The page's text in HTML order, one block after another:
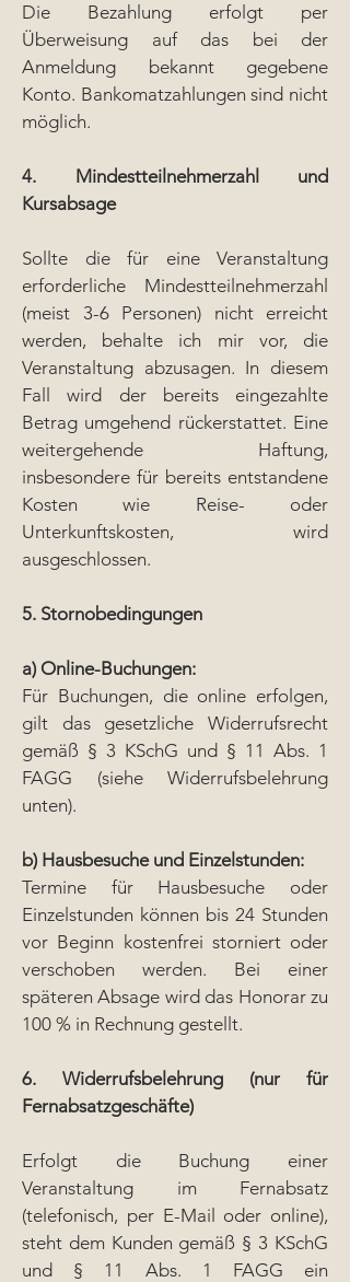
Die Bezahlung erfolgt per
Überweisung auf das bei der
Anmeldung bekannt gegebene
Konto. Bankomatzahlungen sind nicht
möglich.
4. Mindestteilnehmerzahl und
Kursabsage
Sollte die für eine Veranstaltung
erforderliche Mindestteilnehmerzahl
(meist 3-6 Personen) nicht erreicht
werden, behalte ich mir vor, die
Veranstaltung abzusagen. In diesem
Fall wird der bereits eingezahlte
Betrag umgehend rückerstattet. Eine
weitergehende Haftung,
insbesondere für bereits entstandene
Kosten wie Reise- oder
Unterkunftskosten, wird
ausgeschlossen.
5. Stornobedingungen
a) Online-Buchungen:
Für Buchungen, die online erfolgen,
gilt das gesetzliche Widerrufsrecht
gemäß § 3 KSchG und § 11 Abs. 1
FAGG (siehe Widerrufsbelehrung
unten).
b) Hausbesuche und Einzelstunden:
Termine für Hausbesuche oder
Einzelstunden können bis 24 Stunden
vor Beginn kostenfrei storniert oder
verschoben werden. Bei einer
späteren Absage wird das Honorar zu
100 % in Rechnung gestellt.
6. Widerrufsbelehrung (nur für
Fernabsatzgeschäfte)
Erfolgt die Buchung einer
Veranstaltung im Fernabsatz
(telefonisch, per E-Mail oder online),
steht dem Kunden gemäß § 3 KSchG
und § 11 Abs. 1 FAGG ein